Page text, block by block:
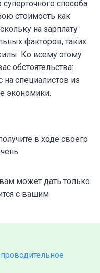
способа
стоимость как
на зарплату
факторов, таких
Ко всему этому
обстоятельства:
на специалистов из
экономики.
в ходе своего
может дать только
с вашим